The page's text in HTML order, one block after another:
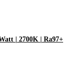
| 2700K | Ra97+